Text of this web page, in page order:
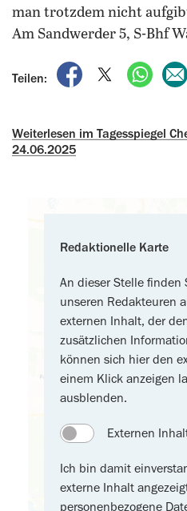
man trotzdem nicht
Am Sandwerder 5, S-Bhf
Teilen:
auf Facebook teilen
auf X teilen
per
Weiterlesen im Tagesspiegel
24.06.2025
Redaktionelle Karte
An dieser Stelle finden
unseren Redakteuren
externen Inhalt, der
zusätzlichen
können sich hier den
einem Klick anzeigen
ausblenden.
Externen
Ich bin damit
externe Inhalt
personenbezogene